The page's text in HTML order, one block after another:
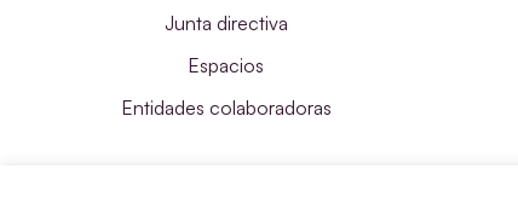
Junta directiva
Espacios
Entidades colaboradoras